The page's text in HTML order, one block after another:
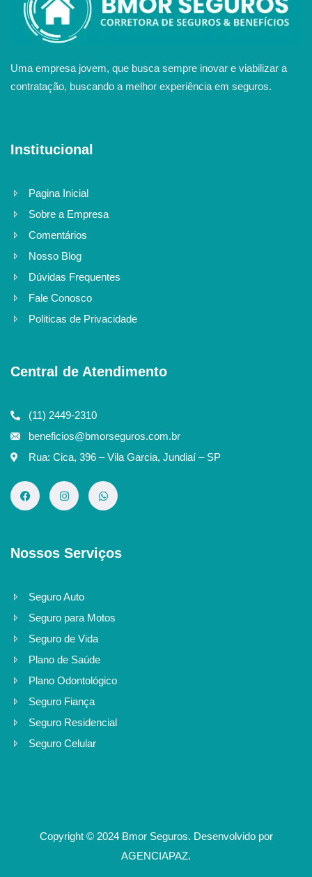
Uma empresa jovem, que busca sempre inovar e viabilizar a
contratação, buscando a melhor experiência em seguros.
Institucional
Pagina Inicial
Sobre a Empresa
Comentários
Nosso Blog
Dúvidas Frequentes
Fale Conosco
Politicas de Privacidade
Central de Atendimento
(11) 2449-2310
beneficios@bmorseguros.com.br
Rua: Cica, 396 – Vila Garcia, Jundiaí – SP
Nossos Serviços
Seguro Auto
Seguro para Motos
Seguro de Vida
Plano de Saúde
Plano Odontológico
Seguro Fiança
Seguro Residencial
Seguro Celular
Copyright © 2024 Bmor Seguros. Desenvolvido por
AGENCIAPAZ.